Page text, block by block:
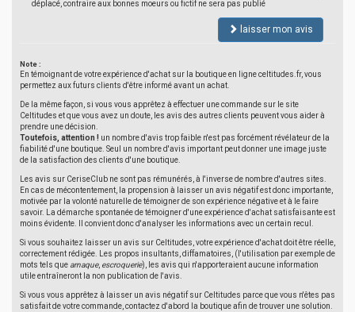
déplacé, contraire aux bonnes moeurs ou fictif ne sera pas publié
laisser mon avis
Note :
En témoignant de votre expérience d'achat sur la boutique en ligne celtitudes.fr, vous
permettez aux futurs clients d'être informé avant un achat.
De la même façon, si vous vous apprêtez à effectuer une commande sur le site
Celtitudes et que vous avez un doute, les avis des autres clients peuvent vous aider à
prendre une décision.
Toutefois, attention ! un nombre d'avis trop faible n'est pas forcément révélateur de la
fiabilité d'une boutique. Seul un nombre d'avis important peut donner une image juste
de la satisfaction des clients d'une boutique.
Les avis sur CeriseClub ne sont pas rémunérés, à l'inverse de nombre d'autres sites.
En cas de mécontentement, la propension à laisser un avis négatif est donc importante,
motivée par la volonté naturelle de témoigner de son expérience négative et à le faire
savoir. La démarche spontanée de témoigner d'une expérience d'achat satisfaisante est
moins évidente. Il convient donc d'analyser les informations avec un certain recul.
Si vous souhaitez laisser un avis sur Celtitudes, votre expérience d'achat doit être réelle,
correctement rédigée. Les propos insultants, diffamatoires, (l'utilisation par exemple de
mots tels que arnaque, escroquerie), les avis qui n'apporteraient aucune information
utile entraîneront la non publication de l'avis.
Si vous vous apprêtez à laisser un avis négatif sur Celtitudes parce que vous n'êtes pas
satisfait de votre commande, contactez d'abord la boutique afin de trouver une solution.